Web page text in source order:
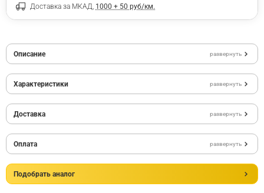
Доставка за МКАД, 1000 + 50 руб/км.
Описание развернуть
Характеристики развернуть
Доставка развернуть
Оплата развернуть
Подобрать аналог